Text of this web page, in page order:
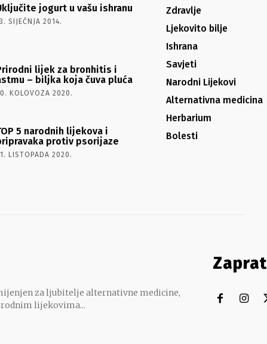
jogurt u vašu ishranu
SIJEČNJA 2014.
lijek za bronhitis i
– biljka koja čuva pluća
KOLOVOZA 2020.
5 narodnih lijekova i
protiv psorijaze
LISTOPADA 2020.
Zdravlje
Ljekovito bilje
Ishrana
Savjeti
Narodni Lijekovi
Alternativna medicina
Herbarium
Bolesti
za ljubitelje alternativne medicine,
lijekovima...